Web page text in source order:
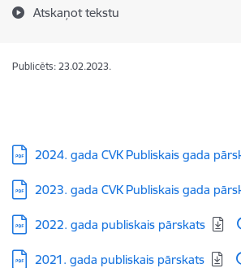
Atskaņot tekstu
Publicēts: 23.02.2023.
Lejupielādēt:
2024. gada CVK Publiskais gada
Lejupielādēt:
2023. gada CVK Publiskais gada
Lejupielādēt:
2022. gada publiskais pārskats
Lejupielādēt:
2021. gada publiskais pārskats